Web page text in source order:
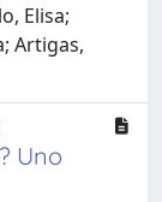
Elisa;
Artigas,
Uno